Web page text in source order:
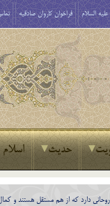
السلام فراخوان کاروان صادقیه
حدیث
دارد که از هم مستقل هستند و